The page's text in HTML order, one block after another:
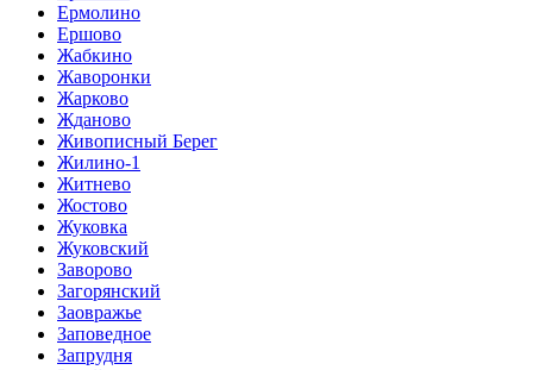
Ермолино
Ершово
Жабкино
Жаворонки
Жарково
Жданово
Живописный Берег
Жилино-1
Житнево
Жостово
Жуковка
Жуковский
Заворово
Загорянский
Заовражье
Заповедное
Запрудня